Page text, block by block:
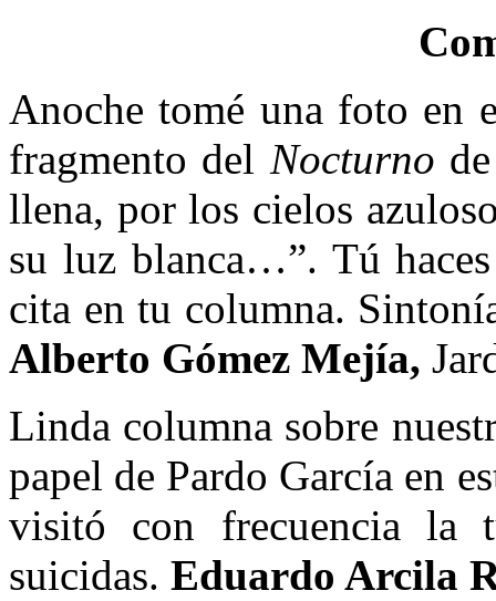
Anoche tomé una foto en
fragmento del Nocturno
llena, por los cielos
su luz blanca…”. Tú
cita en tu columna.
Alberto Gómez Mejía,
Linda columna sobre
papel de Pardo García en
visitó con frecuencia la
suicidas. Eduardo Arcila